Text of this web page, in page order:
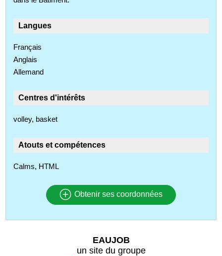
Langues
Français
Anglais
Allemand
Centres d'intérêts
volley, basket
Atouts et compétences
Calms, HTML
Obtenir ses coordonnées
EAUJOB
un site du groupe